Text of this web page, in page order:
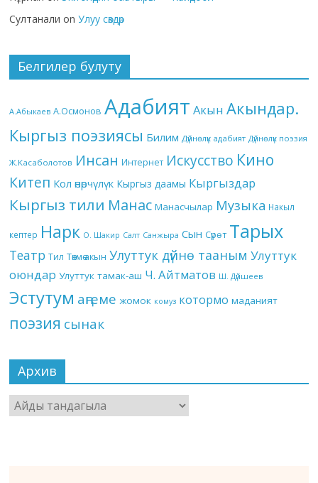
Султанали onУлуу сөздөр
Белгилер булуту
А.Абыкаев А.Осмонов Адабият Акын Акындар.
Кыргыз поэзиясы Билим Дүйнөлүк адабият Дүйнөлүк поэзия
Ж.Касаболотов Инсан Интернет Искусство Кино
Китеп Кол өнөрчүлүк Кыргыз даамы Кыргыздар
Кыргыз тили Манас Манасчылар Музыка Накыл
кептер Нарк О. Шакир Салт Санжыра Сын Сүрөт Тарых
Театр Тил Төкмө акын Улуттук дүйнө тааным Улуттук
оюндар Улуттук тамак-аш Ч. Айтматов Ш. Дүйшеев
Эстутум аңгеме жомок комуз котормо маданият
поэзия сынак
Архив
Архив